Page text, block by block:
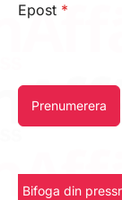
Epost *
Prenumerera
Bifoga din